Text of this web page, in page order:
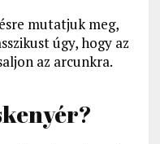
mutatjuk meg,
úgy, hogy az
az arcunkra.